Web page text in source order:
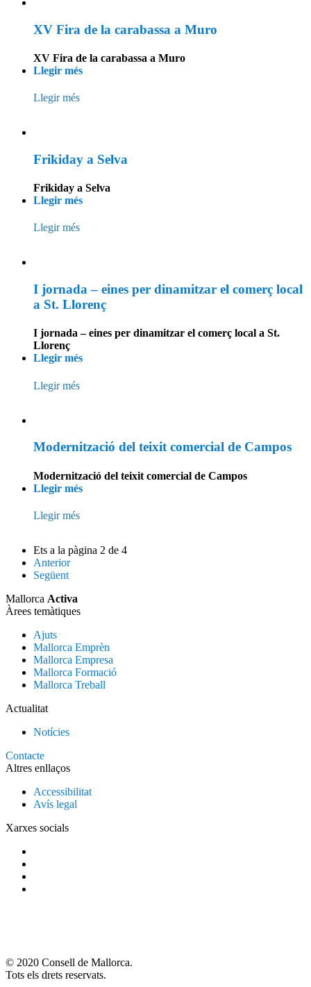
XV Fira de la carabassa a Muro
XV Fira de la carabassa a Muro
Llegir més
Llegir més
Frikiday a Selva
Frikiday a Selva
Llegir més
Llegir més
I jornada – eines per dinamitzar el comerç local
a St. Llorenç
I jornada – eines per dinamitzar el comerç local a St.
Llorenç
Llegir més
Llegir més
Modernització del teixit comercial de Campos
Modernització del teixit comercial de Campos
Llegir més
Llegir més
Ets a la pàgina 2 de 4
Anterior
Següent
Mallorca Activa
Àrees temàtiques
Ajuts
Mallorca Emprèn
Mallorca Empresa
Mallorca Formació
Mallorca Treball
Actualitat
Notícies
Contacte
Altres enllaços
Accessibilitat
Avís legal
Xarxes socials
© 2020 Consell de Mallorca.
Tots els drets reservats.